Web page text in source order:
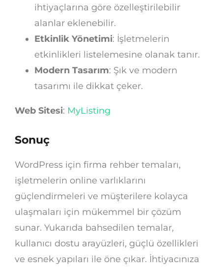
ihtiyaçlarına göre özelleştirilebilir
alanlar eklenebilir.
Etkinlik Yönetimi: İşletmelerin
etkinlikleri listelemesine olanak tanır.
Modern Tasarım: Şık ve modern
tasarımı ile dikkat çeker.
Web Sitesi: MyListing
Sonuç
WordPress için firma rehber temaları,
işletmelerin online varlıklarını
güçlendirmeleri ve müşterilere kolayca
ulaşmaları için mükemmel bir çözüm
sunar. Yukarıda bahsedilen temalar,
kullanıcı dostu arayüzleri, güçlü özellikleri
ve esnek yapıları ile öne çıkar. İhtiyacınıza